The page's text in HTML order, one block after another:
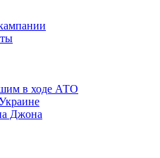
в ходе АТО
Джона